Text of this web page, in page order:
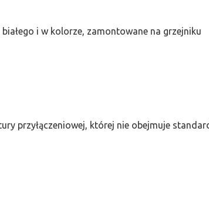
i w kolorze, zamontowane na grzejniku
przyłączeniowej, której nie obejmuje